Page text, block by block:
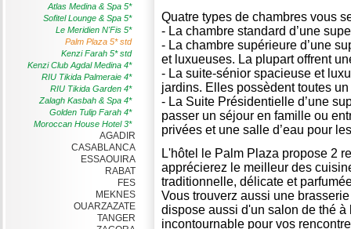
Atlas Medina & Spa 5*
Sofitel Lounge & Spa 5*
Le Meridien N'Fis 5*
Palm Plaza 5* std
Kenzi Farah 5* std
Kenzi Club Agdal Medina 4*
RIU Tikida Palmeraie 4*
RIU Tikida Garden 4*
Zalagh Kasbah & Spa 4*
Golden Tulip Farah 4*
Moroccan House Hotel 3*
AGADIR
CASABLANCA
ESSAOUIRA
RABAT
FES
MEKNES
OUARZAZATE
TANGER
Quatre types de chambres vous
- La chambre standard d’une
- La chambre supérieure d’une
et luxueuses. La plupart offrent
- La suite-sénior spacieuse et
jardins. Elles possèdent toutes
- La Suite Présidentielle d’une
passer un séjour en famille ou
privées et une salle d’eau pour
L'hôtel le Palm Plaza propose 2
apprécierez le meilleur des
traditionnelle, délicate et
Vous trouverz aussi une
dispose aussi d'un salon de thé
incontournable pour vos